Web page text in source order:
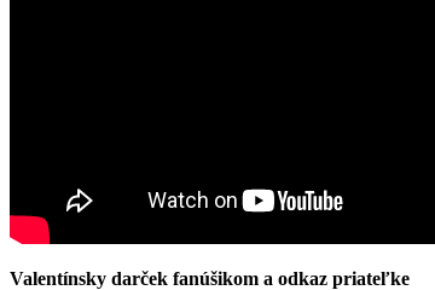
Valentínsky darček fanúšikom a odkaz priateľke